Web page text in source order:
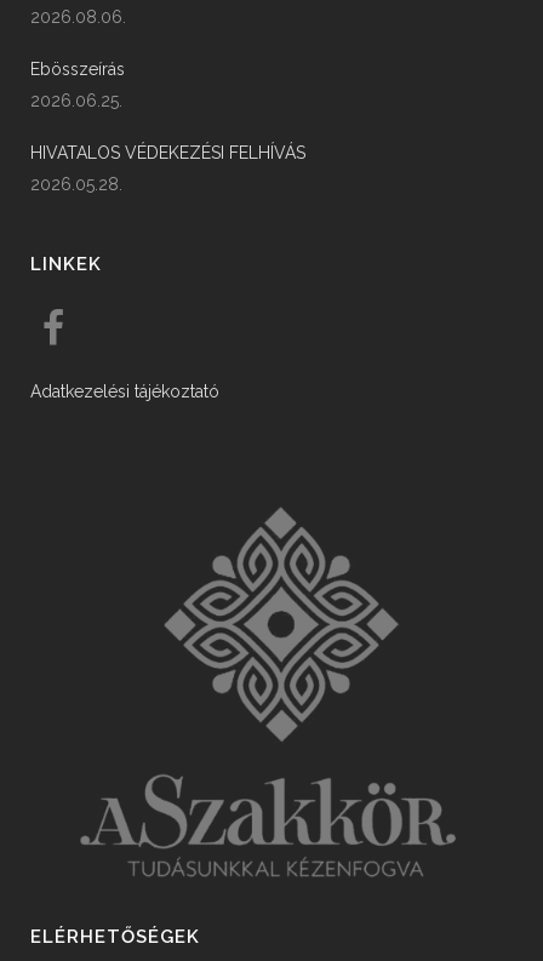
2026.08.06.
Ebösszeírás
2026.06.25.
HIVATALOS VÉDEKEZÉSI FELHÍVÁS
2026.05.28.
LINKEK
Adatkezelési tájékoztató
ELÉRHETŐSÉGEK